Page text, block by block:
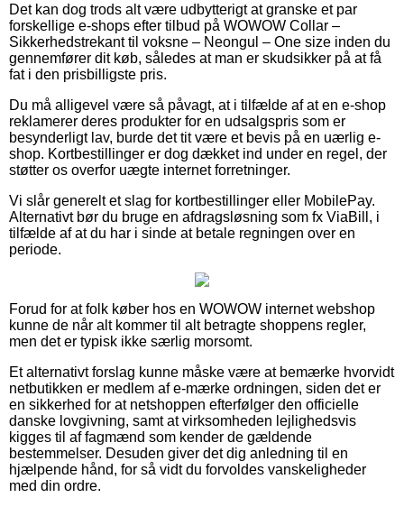
Det kan dog trods alt være udbytterigt at granske et par
forskellige e-shops efter tilbud på WOWOW Collar –
Sikkerhedstrekant til voksne – Neongul – One size inden du
gennemfører dit køb, således at man er skudsikker på at få
fat i den prisbilligste pris.
Du må alligevel være så påvagt, at i tilfælde af at en e-shop
reklamerer deres produkter for en udsalgspris som er
besynderligt lav, burde det tit være et bevis på en uærlig e-
shop. Kortbestillinger er dog dækket ind under en regel, der
støtter os overfor uægte internet forretninger.
Vi slår generelt et slag for kortbestillinger eller MobilePay.
Alternativt bør du bruge en afdragsløsning som fx ViaBill, i
tilfælde af at du har i sinde at betale regningen over en
periode.
Forud for at folk køber hos en WOWOW internet webshop
kunne de når alt kommer til alt betragte shoppens regler,
men det er typisk ikke særlig morsomt.
Et alternativt forslag kunne måske være at bemærke hvorvidt
netbutikken er medlem af e-mærke ordningen, siden det er
en sikkerhed for at netshoppen efterfølger den officielle
danske lovgivning, samt at virksomheden lejlighedsvis
kigges til af fagmænd som kender de gældende
bestemmelser. Desuden giver det dig anledning til en
hjælpende hånd, for så vidt du forvoldes vanskeligheder
med din ordre.